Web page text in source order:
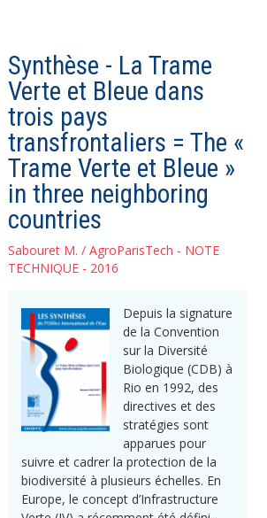
Synthèse - La Trame
Verte et Bleue dans
trois pays
transfrontaliers = The «
Trame Verte et Bleue »
in three neighboring
countries
Sabouret M. /AgroParisTech - NOTE
TECHNIQUE - 2016
Depuis la signature
de la Convention
sur la Diversité
Biologique (CDB) à
Rio en 1992, des
directives et des
stratégies sont
apparues pour
suivre et cadrer la protection de la
biodiversité à plusieurs échelles. En
Europe, le concept d’Infrastructure